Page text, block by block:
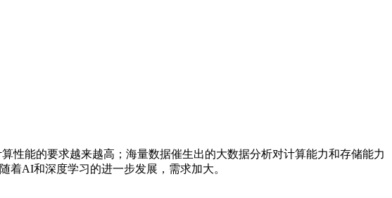
性能的要求越来越高；海量数据催生出的大数据分析对计算能力和存储能力
着AI和深度学习的进一步发展，需求加大。